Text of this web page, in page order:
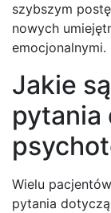
szybszym
nowych
emocjonalnymi.
Jakie
pytania
Wielu
pytania